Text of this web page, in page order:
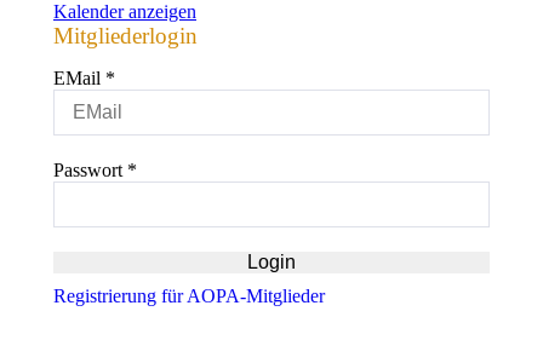
Kalender anzeigen
Mitgliederlogin
EMail *
Passwort *
Registrierung für AOPA-Mitglieder